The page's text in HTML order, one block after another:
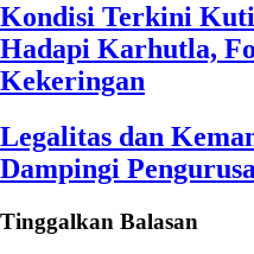
Kondisi Terkini
Hadapi Karhutla,
Kekeringan
Legalitas dan
Dampingi
Tinggalkan Balasan